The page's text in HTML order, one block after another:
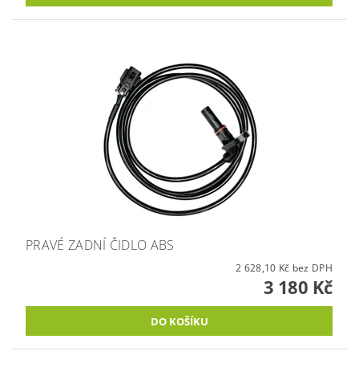
PRAVÉ ZADNÍ ČIDLO ABS
2 628,10 Kč bez DPH
3 180 Kč